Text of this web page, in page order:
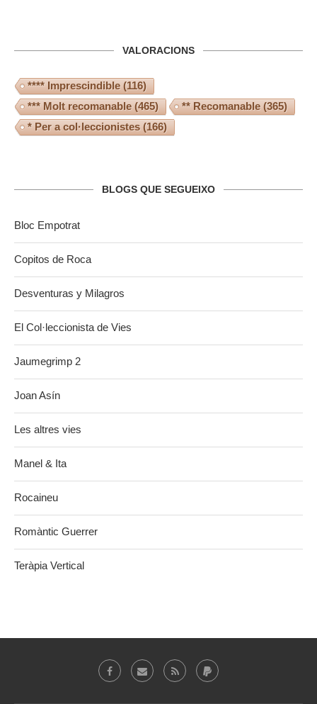
VALORACIONS
**** Imprescindible(116)
*** Molt recomanable(465) ** Recomanable(365)
* Per a col·leccionistes (166)
BLOGS QUE SEGUEIXO
Bloc Empotrat
Copitos de Roca
Desventuras y Milagros
El Col·leccionista de Vies
Jaumegrimp 2
Joan Asín
Les altres vies
Manel & Ita
Rocaineu
Romàntic Guerrer
Teràpia Vertical